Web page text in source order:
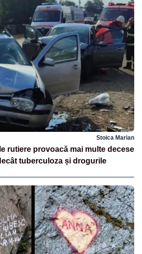
Stoica Marian
rutiere provoacă mai multe decese
tuberculoza și drogurile